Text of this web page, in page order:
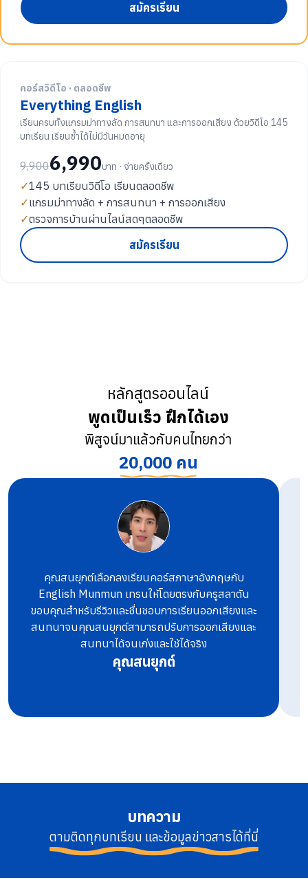
สมัครเรียน
คอร์สวิดีโอ · ตลอดชีพ
Everything English
เรียนครบทั้งแกรมม่าทางลัด การสนทนา และการออกเสียง ด้วยวิดีโอ 145
บทเรียน เรียนซ้ำได้ไม่มีวันหมดอายุ
9,9006,990บาท · จ่ายครั้งเดียว
✓145 บทเรียนวิดีโอ เรียนตลอดชีพ
✓แกรมม่าทางลัด + การสนทนา + การออกเสียง
✓ตรวจการบ้านผ่านไลน์สดๆตลอดชีพ
สมัครเรียน
หลักสูตรออนไลน์
พูดเป็นเร็ว ฝึกได้เอง
พิสูจน์มาแล้วกับคนไทยกว่า
20,000 คน
คุณสนยุกต์เลือกลงเรียนคอร์สภาษาอังกฤษกับ
English Munmun เทรนให้โดยตรงกับครูสลาตัน
ขอบคุณสำหรับรีวิวและชื่นชอบการเรียนออกเสียงและ
สนทนาจนคุณสนยุกต์สามารถปรับการออกเสียงและ
สนทนาได้จนเก่งและใช้ได้จริง
คุณสนยุกต์
บทความ
ตามติดทุกบทเรียน และข้อมูลข่าวสารได้ที่นี่